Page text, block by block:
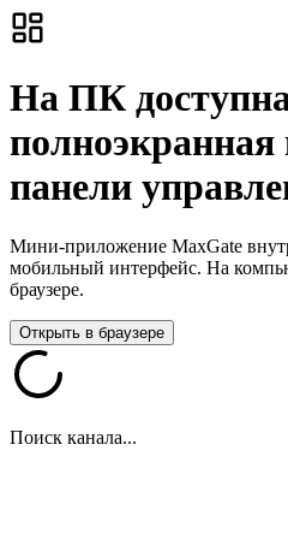
На ПК
полноэкранная
панели
Мини-приложение MaxGate
мобильный интерфейс. На
браузере.
Открыть в браузере
Поиск канала...